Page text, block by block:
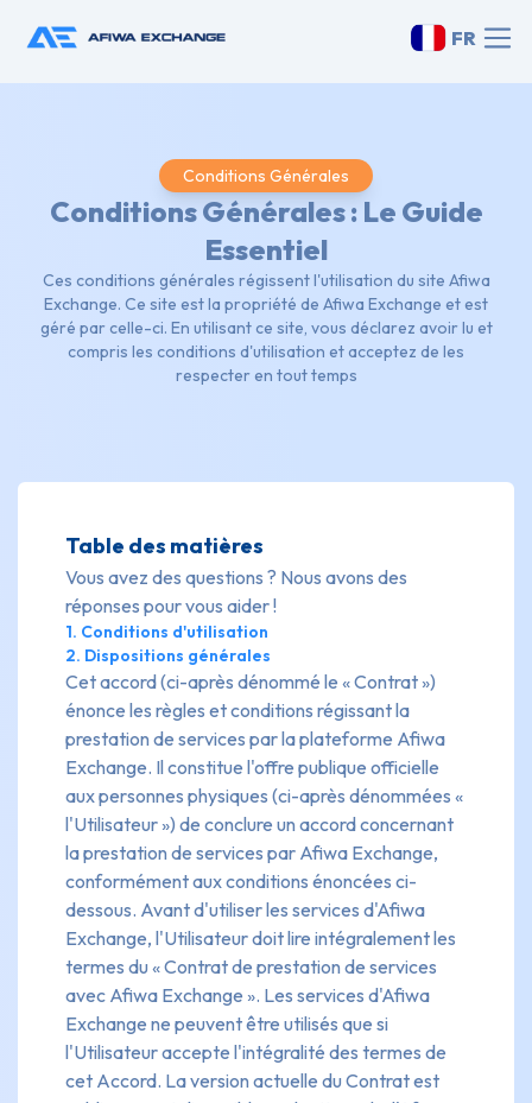
FR
Conditions Générales
Conditions Générales : Le Guide
Essentiel
Ces conditions générales régissent l'utilisation du site Afiwa
Exchange. Ce site est la propriété de Afiwa Exchange et est
géré par celle-ci. En utilisant ce site, vous déclarez avoir lu et
compris les conditions d'utilisation et acceptez de les
respecter en tout temps
Table des matières
Vous avez des questions ? Nous avons des
réponses pour vous aider !
1. Conditions d'utilisation
2. Dispositions générales
Cet accord (ci-après dénommé le « Contrat »)
énonce les règles et conditions régissant la
prestation de services par la plateforme Afiwa
Exchange. Il constitue l'offre publique officielle
aux personnes physiques (ci-après dénommées «
l'Utilisateur ») de conclure un accord concernant
la prestation de services par Afiwa Exchange,
conformément aux conditions énoncées ci-
dessous. Avant d'utiliser les services d'Afiwa
Exchange, l'Utilisateur doit lire intégralement les
termes du « Contrat de prestation de services
avec Afiwa Exchange ». Les services d'Afiwa
Exchange ne peuvent être utilisés que si
l'Utilisateur accepte l'intégralité des termes de
cet Accord. La version actuelle du Contrat est